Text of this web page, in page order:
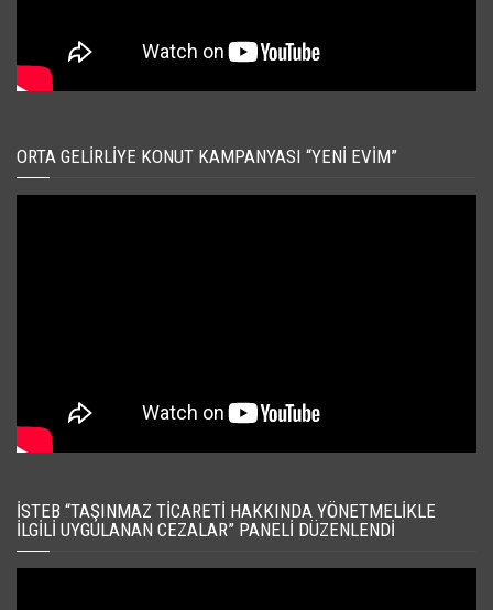
ORTA GELIRLIYE KONUT KAMPANYASI “YENI EVIM”
İSTEB “TAŞINMAZ TICARETI HAKKINDA YÖNETMELIKLE
İLGILI UYGULANAN CEZALAR” PANELI DÜZENLENDI